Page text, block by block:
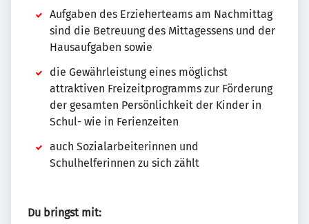
Aufgaben des Erzieherteams am Nachmittag
sind die Betreuung des Mittagessens und der
Hausaufgaben sowie
die Gewährleistung eines möglichst
attraktiven Freizeitprogramms zur Förderung
der gesamten Persönlichkeit der Kinder in
Schul- wie in Ferienzeiten
auch Sozialarbeiterinnen und
Schulhelferinnen zu sich zählt
Du bringst mit: